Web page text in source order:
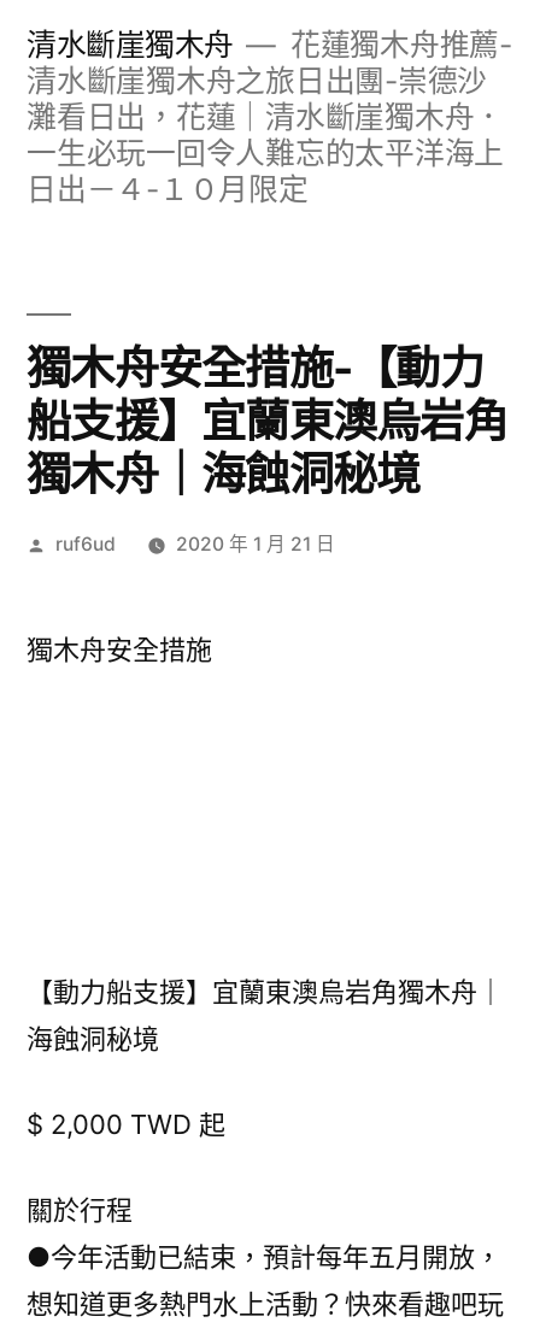
清水斷崖獨木舟
花蓮獨木舟推薦-
清水斷崖獨木舟之旅日出團-崇德沙
灘看日出，花蓮｜清水斷崖獨木舟．
一生必玩一回令人難忘的太平洋海上
日出－４-１０月限定
獨木舟安全措施-【動力
船支援】宜蘭東澳烏岩角
獨木舟｜海蝕洞秘境
作
ruf6ud 2020 年 1 月 21 日
獨木舟安全措施
【動力船支援】宜蘭東澳烏岩角獨木舟｜
海蝕洞秘境
$ 2,000 TWD 起
關於行程
●今年活動已結束，預計每年五月開放，
想知道更多熱門水上活動？快來看趣吧玩